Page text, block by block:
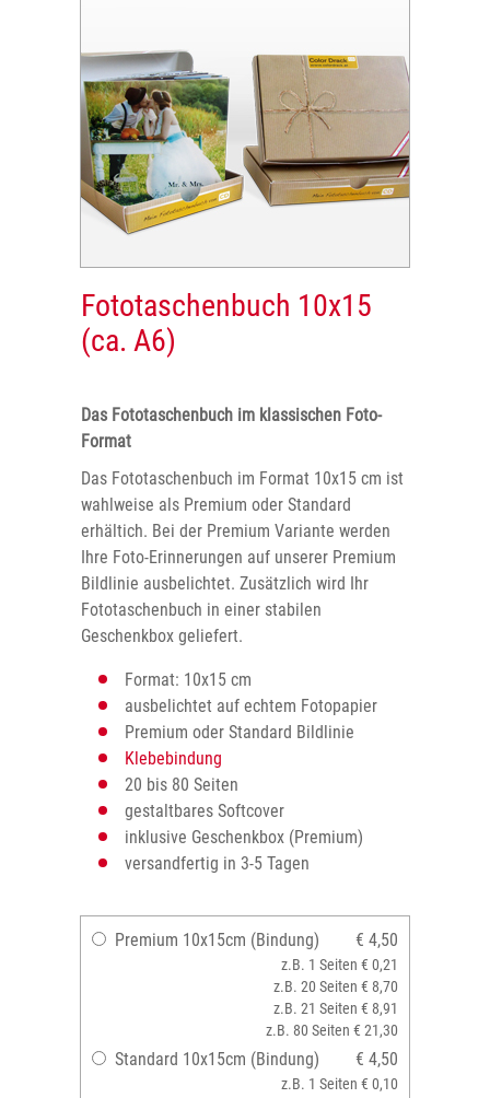
Fototaschenbuch 10x15
(ca. A6)
Das Fototaschenbuch im klassischen Foto-
Format
Das Fototaschenbuch im Format 10x15 cm ist
wahlweise als Premium oder Standard
erhältich. Bei der Premium Variante werden
Ihre Foto-Erinnerungen auf unserer Premium
Bildlinie ausbelichtet. Zusätzlich wird Ihr
Fototaschenbuch in einer stabilen
Geschenkbox geliefert.
Format: 10x15 cm
ausbelichtet auf echtem Fotopapier
Premium oder Standard Bildlinie
Klebebindung
20 bis 80 Seiten
gestaltbares Softcover
inklusive Geschenkbox (Premium)
versandfertig in 3-5 Tagen
Premium 10x15cm (Bindung) € 4,50
z.B. 1 Seiten € 0,21
z.B. 20 Seiten € 8,70
z.B. 21 Seiten € 8,91
z.B. 80 Seiten € 21,30
Standard 10x15cm (Bindung) € 4,50
z.B. 1 Seiten € 0,10